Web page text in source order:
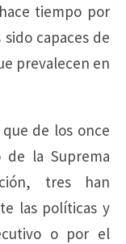
tiempo por
capaces de
prevalecen en
de los once
la Suprema
tres han
las políticas y
o por el